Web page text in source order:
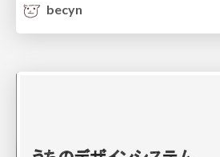
becyn